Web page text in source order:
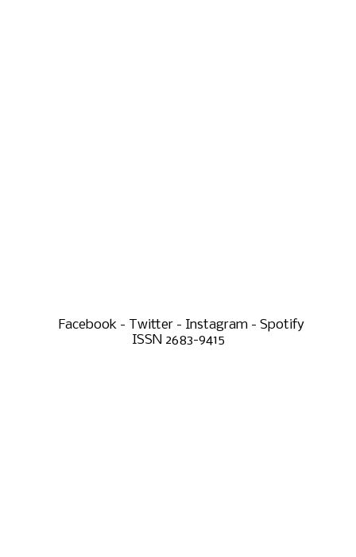
Facebook - Twitter - Instagram - Spotify
ISSN 2683-9415